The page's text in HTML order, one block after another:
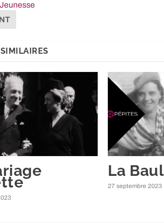
La
27 septembre 2023